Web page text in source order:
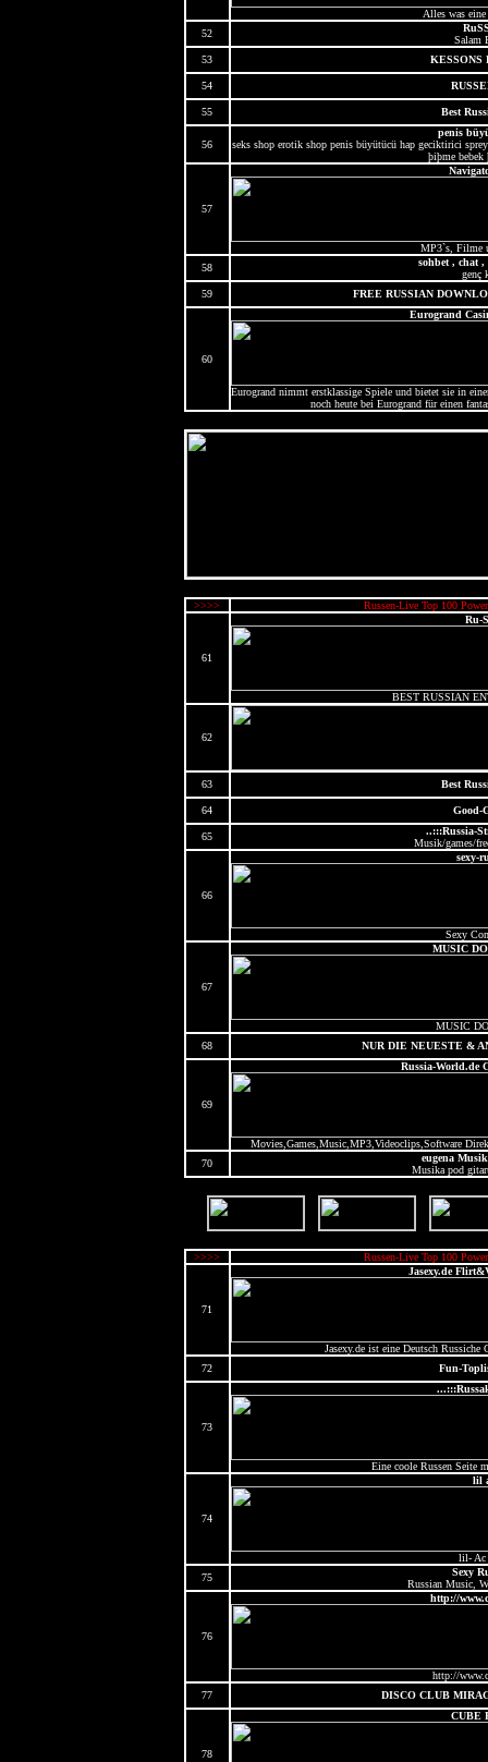
Alles was
52
Salam
53
KESSONS
54
55 Best
56
penis
seks shop erotik shop penis büyütücü hap geciktirici
þiþme bebek
57
MP3`s, Filme
58
sohbet , chat ,
genç
59
FREE RUSSIAN
60
Eurogrand
Eurogrand nimmt erstklassige Spiele und bietet sie in
noch heute bei Eurogrand für einen
>>>> Russen-Live Top 100
61
Ru-
BEST RUSSIAN
62
63 Best
64 Good-
65
..:::Russia-
Musik/games/
66
sexy-
Sexy
67
MUSIC
MUSIC
68
NUR DIE NEUESTE &
69
Russia-World.de
Movies,Games,Music,MP3,Videoclips,Software
70
eugena
Musika pod
>>>> Russen-Live Top 100
71
Jasexy.de
Jasexy.de ist eine Deutsch
72
Fun-
73
Eine coole Russen Seite
74
lil
lil- Ac
75
Sexy
Russian Music,
76
http://
http://
77
DISCO CLUB
78
CUBE